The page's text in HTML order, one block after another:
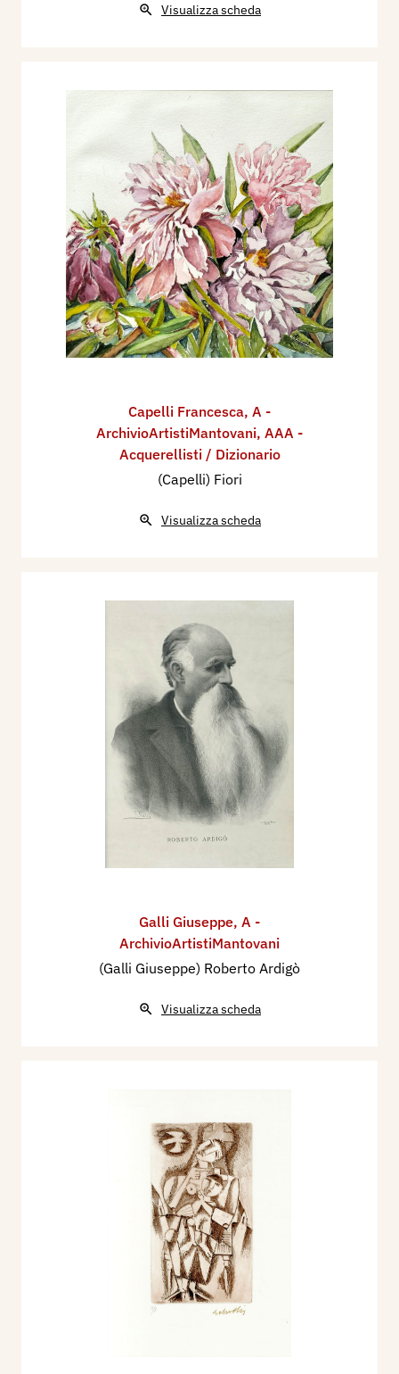
Visualizza scheda
Capelli Francesca, A -
ArchivioArtistiMantovani, AAA -
Acquerellisti / Dizionario
(Capelli) Fiori
Visualizza scheda
Galli Giuseppe, A -
ArchivioArtistiMantovani
(Galli Giuseppe) Roberto Ardigò
Visualizza scheda